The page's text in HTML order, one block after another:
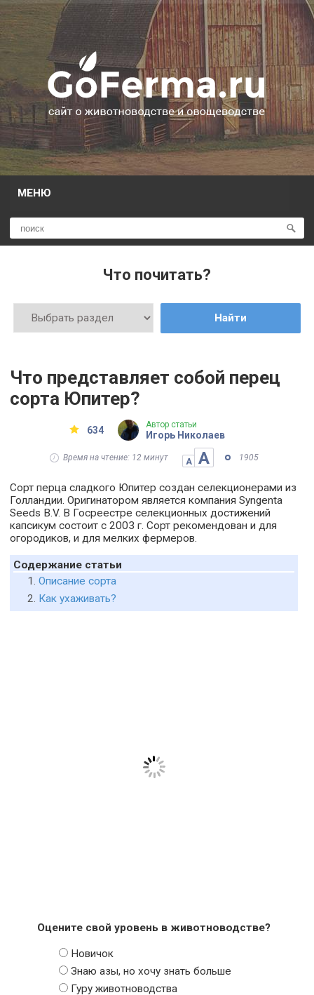
МЕНЮ
Что почитать?
Найти
Что представляет собой перец
сорта Юпитер?
634 Автор статьи
Игорь Николаев
Время на чтение: 12 минут А А 1905
Сорт перца сладкого Юпитер создан селекционерами из
Голландии. Оригинатором является компания Syngenta
Seeds B.V. В Госреестре селекционных достижений
капсикум состоит с 2003 г. Сорт рекомендован и для
огородиков, и для мелких фермеров.
Содержание статьи
Описание сорта
Как ухаживать?
Оцените свой уровень в животноводстве?
Новичок
Знаю азы, но хочу знать больше
Гуру животноводства